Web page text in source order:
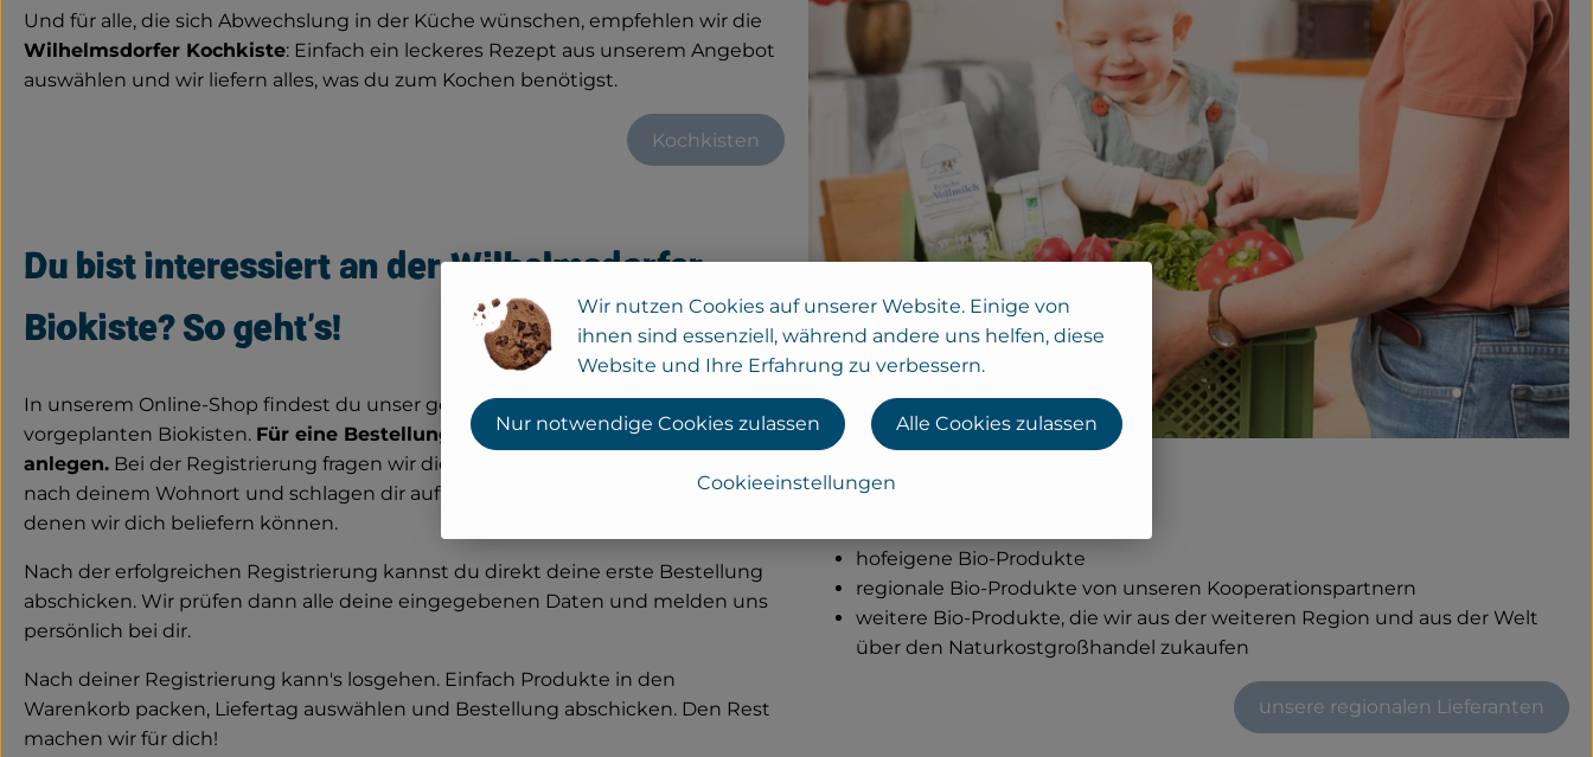
Und für alle, die sich Abwechslung in der Küche wünschen, empfehlen wir die
Wilhelmsdorfer Kochkiste: Einfach ein leckeres Rezept aus unserem Angebot
auswählen und wir liefern alles, was du zum Kochen benötigst.
Kochkisten
Du bist interessiert an der Wilhelmsdorfer
Biokiste? So geht's!
In unserem Online-Shop findest du unser gesamtes Bio-Sortiment und die
vorgeplanten Biokisten. Für eine Bestellung musst du dir ein Kundenkonto
anlegen. Bei der Registrierung fragen wir dich nach deinen persönlichen Daten,
nach deinem Wohnort und schlagen dir auf dieser Grundlage Liefertage vor, an
denen wir dich beliefern können.
Nach der erfolgreichen Registrierung kannst du direkt deine erste Bestellung
abschicken. Wir prüfen dann alle deine eingegebenen Daten und melden uns
persönlich bei dir.
Nach deiner Registrierung kann's losgehen. Einfach Produkte in den
Warenkorb packen, Liefertag auswählen und Bestellung abschicken. Den Rest
machen wir für dich!
Das ist drin:
hofeigene Bio-Produkte
regionale Bio-Produkte von unseren Kooperationspartnern
weitere Bio-Produkte, die wir aus der weiteren Region und aus der Welt
über den Naturkostgroßhandel zukaufen
unsere regionalen Lieferanten
Wir nutzen Cookies auf unserer Website. Einige von
ihnen sind essenziell, während andere uns helfen, diese
Website und Ihre Erfahrung zu verbessern.
Cookieeinstellungen
Nur notwendige Cookies zulassen Alle Cookies zulassen